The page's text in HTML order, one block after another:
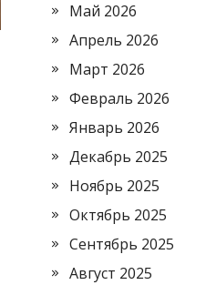
Май 2026
Апрель 2026
Март 2026
Февраль 2026
Январь 2026
Декабрь 2025
Ноябрь 2025
Октябрь 2025
Сентябрь 2025
Август 2025